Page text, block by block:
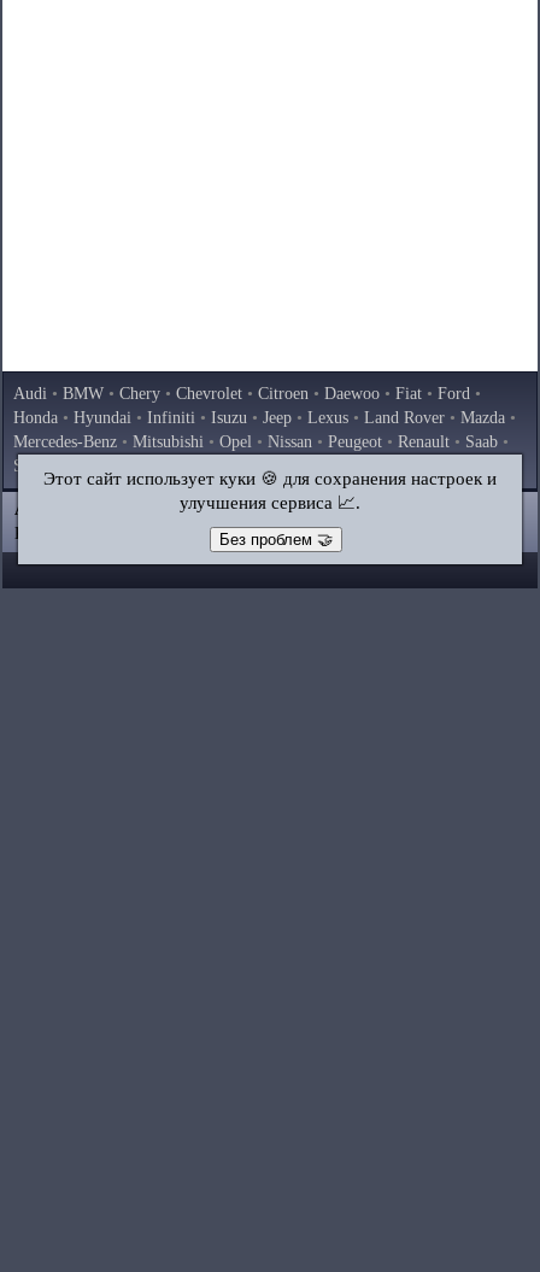
Audi • BMW • Chery • Chevrolet • Citroen • Daewoo • Fiat • Ford •
Honda • Hyundai • Infiniti • Isuzu • Jeep • Lexus • Land Rover • Mazda •
Mercedes-Benz • Mitsubishi • Opel • Nissan • Peugeot • Renault • Saab •
Skoda
AutoInstruction.ru © 2020–2026|Полная версия
Карта сайта
Контакты|Поиск по сайту
Этот сайт использует куки 🍪 для сохранения настроек и
улучшения сервиса 📈.
Без проблем 🤝